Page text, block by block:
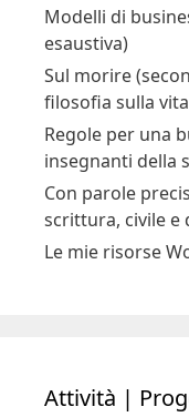
Modelli di
esaustiva)
Sul morire
filosofia sulla
Regole per una
insegnanti della
Con parole
scrittura, civile e
Le mie risorse
Attività |